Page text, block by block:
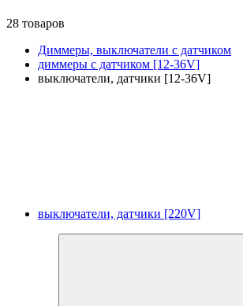
28 товаров
Диммеры, выключатели с датчиком
диммеры с датчиком [12-36V]
выключатели, датчики [12-36V]
выключатели, датчики [220V]